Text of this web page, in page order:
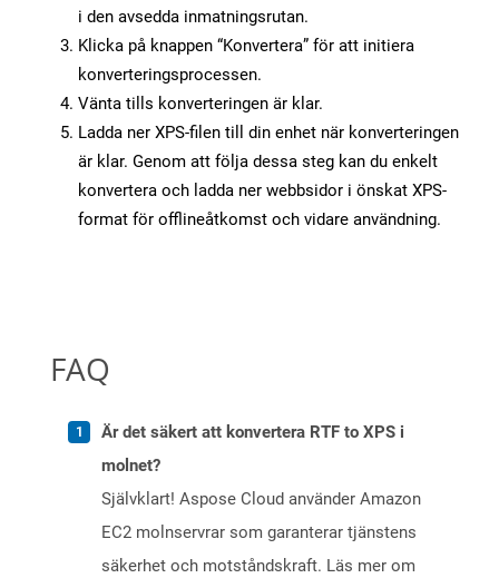
i den avsedda inmatningsrutan.
Klicka på knappen “Konvertera” för att initiera
konverteringsprocessen.
Vänta tills konverteringen är klar.
Ladda ner XPS-filen till din enhet när konverteringen
är klar. Genom att följa dessa steg kan du enkelt
konvertera och ladda ner webbsidor i önskat XPS-
format för offlineåtkomst och vidare användning.
FAQ
Är det säkert att konvertera RTF to XPS i
molnet?
Självklart! Aspose Cloud använder Amazon
EC2 molnservrar som garanterar tjänstens
säkerhet och motståndskraft. Läs mer om